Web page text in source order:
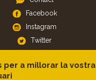
Facebook
Instagram
Twitter
APP
per a millorar la vostra